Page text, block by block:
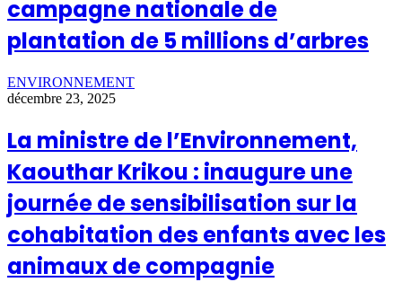
campagne nationale de
plantation de 5 millions d’arbres
ENVIRONNEMENT
décembre 23, 2025
La ministre de l’Environnement,
Kaouthar Krikou : inaugure une
journée de sensibilisation sur la
cohabitation des enfants avec les
animaux de compagnie